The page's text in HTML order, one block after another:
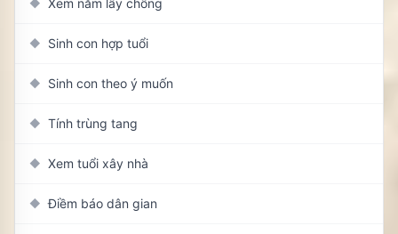
◆
◆ Sinh con hợp tuổi
◆ Sinh con theo ý muốn
◆ Tính trùng tang
◆ Xem tuổi xây nhà
◆ Điềm báo dân gian